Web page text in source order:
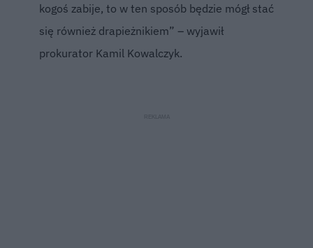
kogoś zabije, to w ten sposób będzie mógł stać
się również drapieżnikiem” – wyjawił
prokurator Kamil Kowalczyk.